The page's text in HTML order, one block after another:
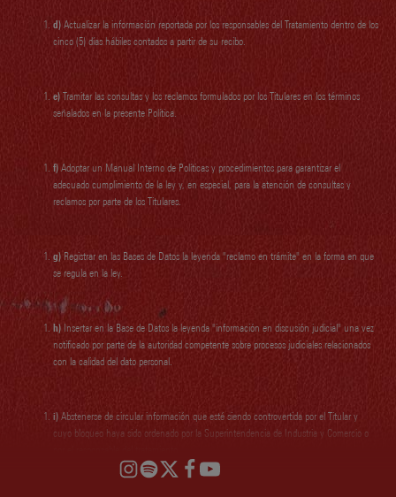
d) Actualizar la información reportada por los responsables del Tratamiento dentro de los
cinco (5) días hábiles contados a partir de su recibo.
e)
Tramitar las consultas y los reclamos formulados por los Titulares en los términos
señalados en la presente Política.
f) Adoptar un Manual Interno de Políticas y procedimientos para garantizar el
adecuado cumplimiento de la ley y, en especial, para la atención de consultas y
reclamos por parte de los Titulares.
g) Registrar en las Bases de Datos la leyenda "reclamo en trámite" en la forma en que
se regula en la ley.
h) Insertar en la Base de Datos la leyenda "información en discusión judicial" una vez
notificado por parte de la autoridad competente sobre procesos judiciales relacionados
con la calidad del dato personal.
i) Abstenerse de circular información que esté siendo controvertida por el Titular y
cuyo bloqueo haya sido ordenado por la Superintendencia de Industria y Comercio o